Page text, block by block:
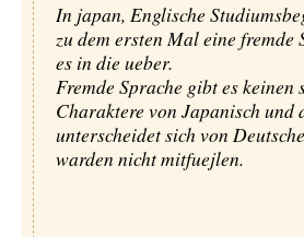
In japan, Englische
zu dem ersten Mal eine
es in die ueber.
Fremde Sprache gibt es
Charaktere von Japanisch und
unterscheidet sich von
warden nicht mitfuejlen.